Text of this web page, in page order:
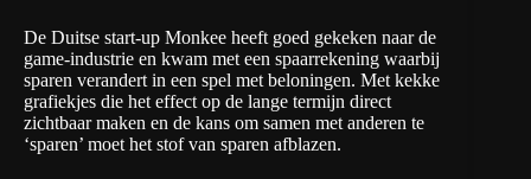
De Duitse start-up Monkee heeft goed gekeken naar de
game-industrie en kwam met een spaarrekening waarbij
sparen verandert in een spel met beloningen. Met kekke
grafiekjes die het effect op de lange termijn direct
zichtbaar maken en de kans om samen met anderen te
‘sparen’ moet het stof van sparen afblazen.